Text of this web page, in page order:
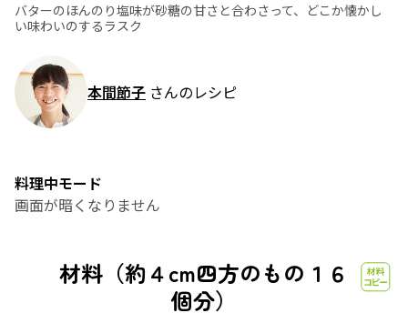
バターのほんのり塩味が砂糖の甘さと合わさって、どこか懐かし
い味わいのするラスク
本間節子 さんのレシピ
料理中モード
画面が暗くなりません
材料（約４cm四方のもの１６
個分）